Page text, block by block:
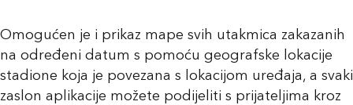
Omogućen je i prikaz mape svih utakmica zakazanih
na određeni datum s pomoću geografske lokacije
stadione koja je povezana s lokacijom uređaja, a svaki
zaslon aplikacije možete podijeliti s prijateljima kroz